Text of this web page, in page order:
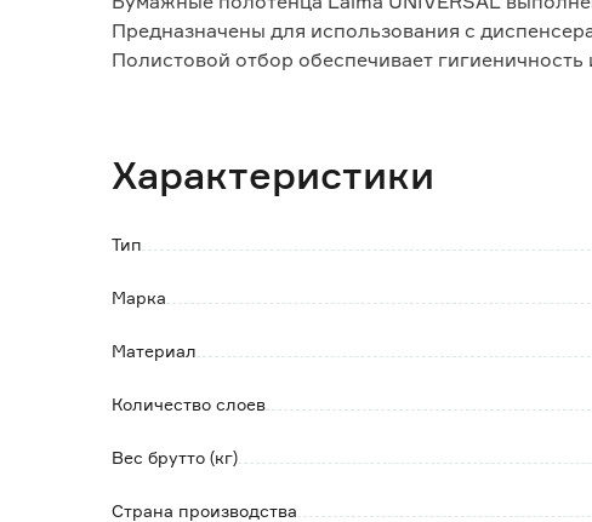
Предназначены для использования с
Полистовой отбор обеспечивает
- ширина листа: 23 см;
- упаковок в коробке: 15 упаковок.
Характеристики
Тип
Марка
Материал
Количество слоев
Вес брутто (кг)
Страна производства